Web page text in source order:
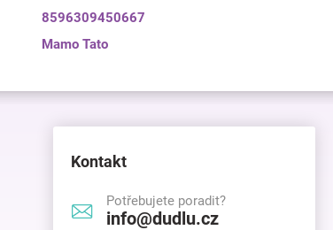
8596309450667
Mamo Tato
Kontakt
Potřebujete poradit?
info@dudlu.cz